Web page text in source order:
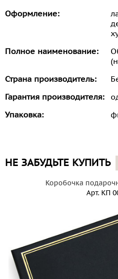
Оформление:
Полное наименование:
Страна производитель:
Гарантия производителя:
Упаковка:
НЕ ЗАБУДЬТЕ КУПИТЬ
Коробочка
Арт.КП